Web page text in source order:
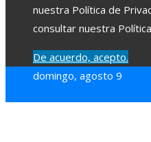
nuestra Política de
consultar nuestra
De acuerdo, acepto.
domingo, agosto 9